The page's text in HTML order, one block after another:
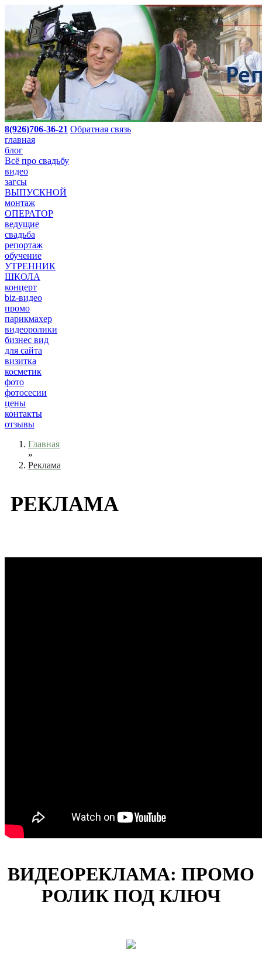
8(926)706-36-21 Обратная связь
главная
блог
Всё про свадьбу
видео
загсы
ВЫПУСКНОЙ
монтаж
ОПЕРАТОР
ведущие
свадьба
репортаж
обучение
УТРЕННИК
ШКОЛА
концерт
biz-видео
промо
парикмахер
видеоролики
бизнес вид
для сайта
визитка
косметик
фото
фотосесии
цены
контакты
отзывы
Главная
»
Реклама
РЕКЛАМА
ВИДЕОРЕКЛАМА: ПРОМО
РОЛИК ПОД КЛЮЧ